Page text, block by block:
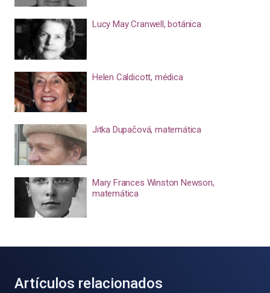
Lucy May Cranwell, botánica
Helen Caldicott, médica
Jitka Dupačová, matemática
Mary Frances Winston Newson,
matemática
Artículos relacionados